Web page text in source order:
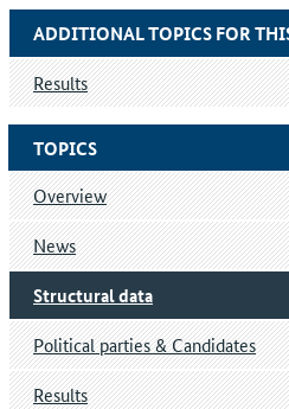
TOPICS
Overview
News
Structural data
Political parties & Candidates
Results
ADDITIONAL TOPICS FOR
Results